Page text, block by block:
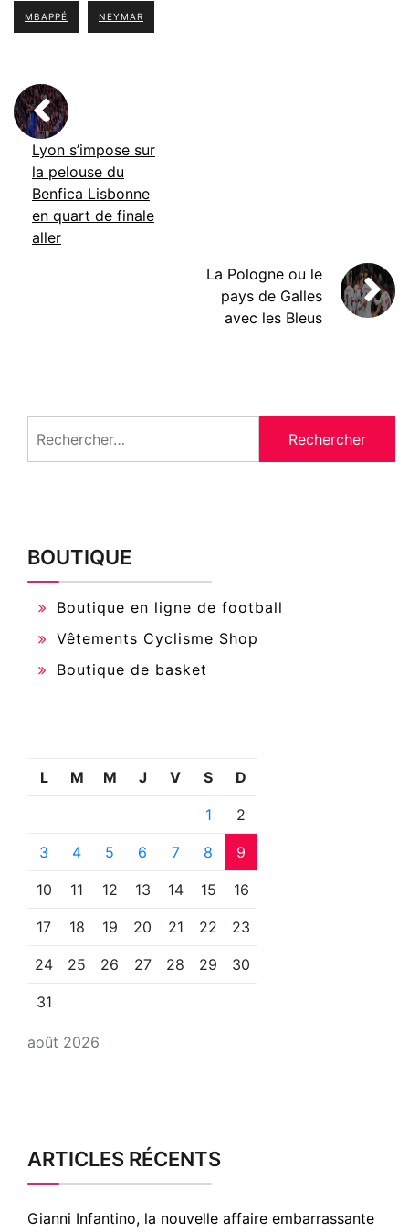
MBAPPÉ NEYMAR
Lyon s’impose sur
la pelouse du
Benfica Lisbonne
en quart de finale
aller
La Pologne ou le
pays de Galles
avec les Bleus
BOUTIQUE
Boutique en ligne de football
Vêtements Cyclisme Shop
Boutique de basket
août 2026
L M M J V S D
1 2
3 4 5 6 7 8 9
10 11 12 13 14 15 16
17 18 19 20 21 22 23
24 25 26 27 28 29 30
31
ARTICLES RÉCENTS
Gianni Infantino, la nouvelle affaire embarrassante